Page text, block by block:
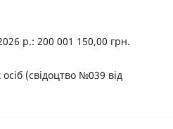
р.: 200 001 150,00 грн.
(свідоцтво №039 від